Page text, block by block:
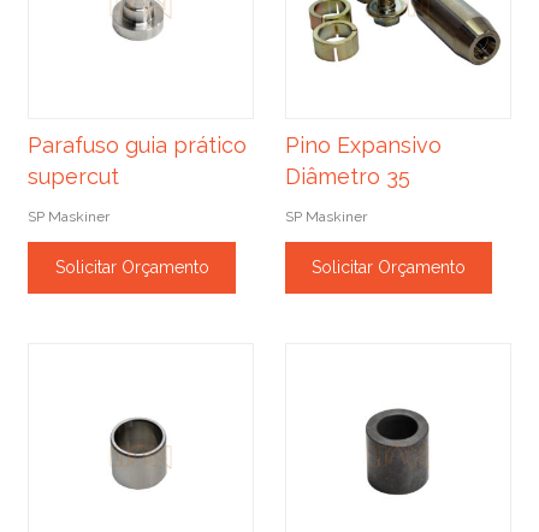
Parafuso guia prático
supercut
SP Maskiner
Solicitar Orçamento
Pino Expansivo
Diâmetro 35
SP Maskiner
Solicitar Orçamento